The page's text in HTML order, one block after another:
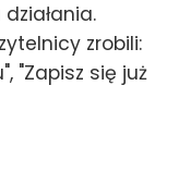
zrobili:
"Zapisz się już